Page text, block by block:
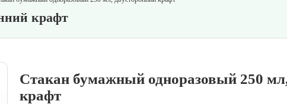
крафт
Стакан бумажный одноразовый 250
крафт